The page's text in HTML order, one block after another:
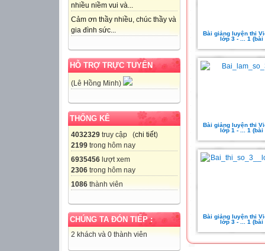
nhiều niềm vui và...
Cảm ơn thầy nhiều, chúc thầy và
gia đình sức...
HỖ TRỢ TRỰC TUYẾN
(Lê Hồng Minh)
THỐNG KÊ
4032329 truy cập (chi tiết)
2199 trong hôm nay
6935456 lượt xem
2306 trong hôm nay
1086 thành viên
CHÚNG TA ĐÓN TIẾP :
2 khách và 0 thành viên
Bài giảng luyện thi
lớp 3 - ... 1 (bài
Bài giảng luyện thi
lớp 1 - ... 1 (bài
Bài giảng luyện thi
lớp 3 - ... 1 (bài